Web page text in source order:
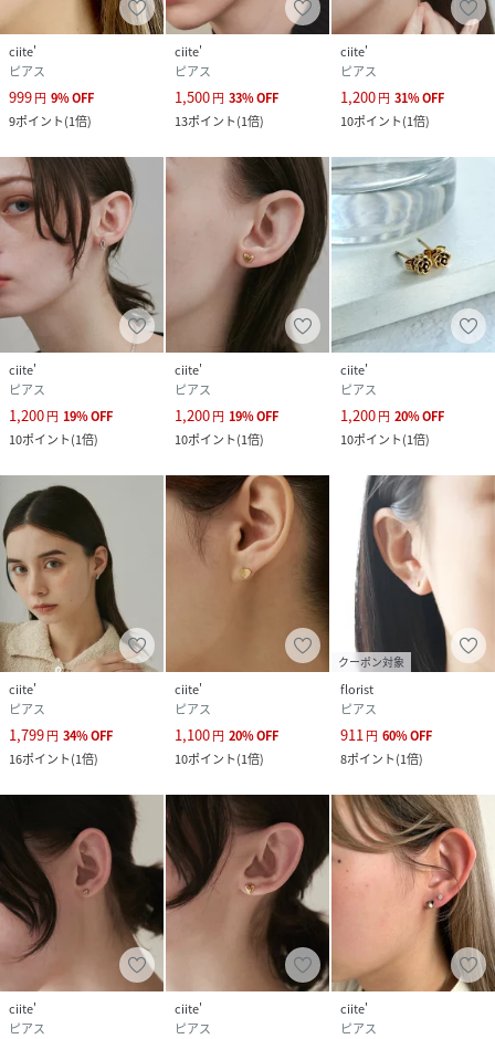
ciite'
ピアス
999円 9%OFF
9ポイント(1倍)
ciite'
ピアス
1,500円 33%OFF
13ポイント(1倍)
ciite'
ピアス
1,200円 31%OFF
10ポイント(1倍)
ciite'
ピアス
1,200円 19%OFF
10ポイント(1倍)
ciite'
ピアス
1,200円 19%OFF
10ポイント(1倍)
ciite'
ピアス
1,200円 20%OFF
10ポイント(1倍)
ciite'
ピアス
1,799円 34%OFF
16ポイント(1倍)
ciite'
ピアス
1,100円 20%OFF
10ポイント(1倍)
クーポン対象
florist
ピアス
911円 60%OFF
8ポイント(1倍)
ciite'
ピアス
ciite'
ピアス
ciite'
ピアス